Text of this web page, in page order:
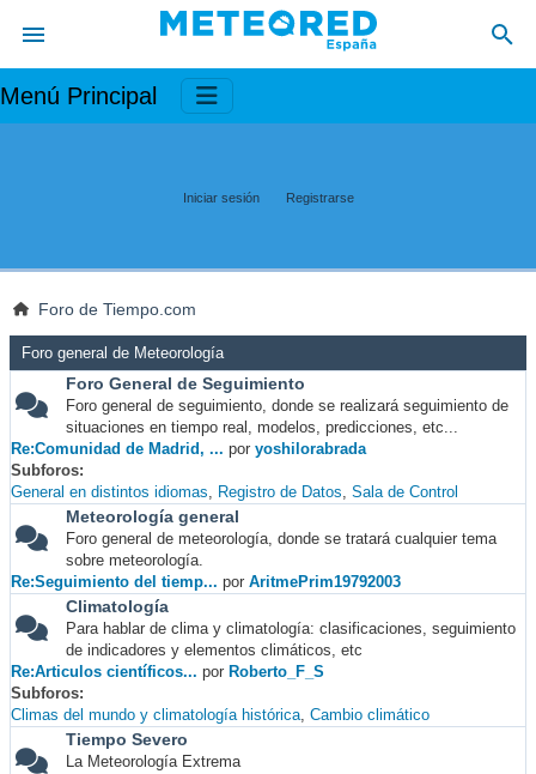
Menú Principal
Iniciar sesión Registrarse
Foro de Tiempo.com
Foro general de Meteorología
Foro General de Seguimiento
Foro general de seguimiento, donde se realizará seguimiento de
situaciones en tiempo real, modelos, predicciones, etc...
Re:Comunidad de Madrid, ... por yoshilorabrada
Subforos
General en distintos idiomas
Registro de Datos Sala de Control
Meteorología general
Foro general de meteorología, donde se tratará cualquier tema
sobre meteorología.
Re:Seguimiento del tiemp... por AritmePrim19792003
Climatología
Para hablar de clima y climatología: clasificaciones, seguimiento
de indicadores y elementos climáticos, etc
Re:Articulos científicos... por Roberto_F_S
Subforos
Climas del mundo y climatología histórica Cambio climático
Tiempo Severo
La Meteorología Extrema